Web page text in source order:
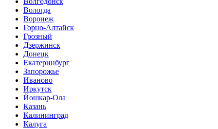
Вологда
Воронеж
Горно-Алтайск
Грозный
Дзержинск
Донецк
Екатеринбург
Запорожье
Иваново
Иркутск
Йошкар-Ола
Казань
Калининград
Калуга